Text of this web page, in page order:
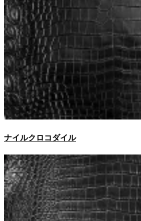
ナイルクロコダイル